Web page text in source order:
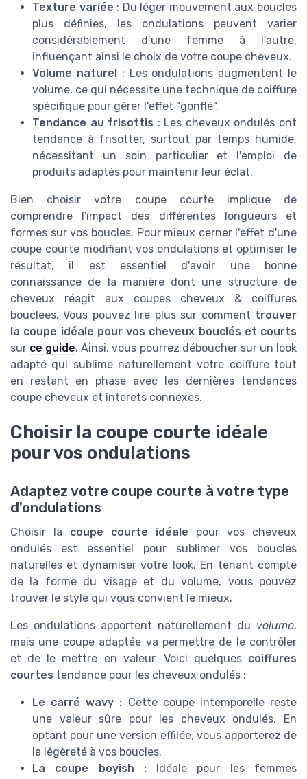
Texture variée : Du léger mouvement aux boucles
plus définies, les ondulations peuvent varier
considérablement d’une femme à l'autre,
influençant ainsi le choix de votre coupe cheveux.
Volume naturel
: Les ondulations augmentent le
volume, ce qui nécessite une technique de coiffure
spécifique pour gérer l'effet "gonflé".
Tendance au frisottis : Les cheveux ondulés ont
tendance à frisotter, surtout par temps humide,
nécessitant un soin particulier et l'emploi de
produits adaptés pour maintenir leur éclat.
Bien choisir votre coupe courte implique de
comprendre l'impact des différentes longueurs et
formes sur vos boucles. Pour mieux cerner l'effet d'une
coupe courte modifiant vos ondulations et optimiser le
résultat, il est essentiel d'avoir une bonne
connaissance de la manière dont une structure de
cheveux réagit aux coupes cheveux & coiffures
bouclees. Vous pouvez lire plus sur comment trouver
la coupe idéale pour vos cheveux bouclés et courts
sur ce guide. Ainsi, vous pourrez déboucher sur un look
adapté qui sublime naturellement votre coiffure tout
en restant en phase avec les dernières tendances
coupe cheveux et interets connexes.
Choisir la coupe courte idéale
pour vos ondulations
Adaptez votre coupe courte à votre type
d'ondulations
Choisir la coupe courte idéale pour vos cheveux
ondulés est essentiel pour sublimer vos boucles
naturelles et dynamiser votre look. En tenant compte
de la forme du visage et du volume, vous pouvez
trouver le style qui vous convient le mieux.
Les ondulations apportent naturellement du volume,
mais une coupe adaptée va permettre de le contrôler
et de le mettre en valeur. Voici quelques coiffures
courtes tendance pour les cheveux ondulés :
Le carré wavy : Cette coupe intemporelle reste
une valeur sûre pour les cheveux ondulés. En
optant pour une version effilée, vous apporterez de
la légèreté à vos boucles.
La coupe boyish :Idéale pour les femmes